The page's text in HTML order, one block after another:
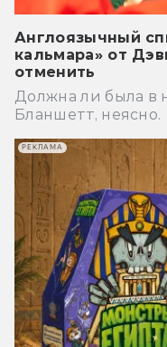
Англоязычный
кальмара» от
отменить
Должна ли была в
Бланшетт, неясно.
РЕКЛАМА